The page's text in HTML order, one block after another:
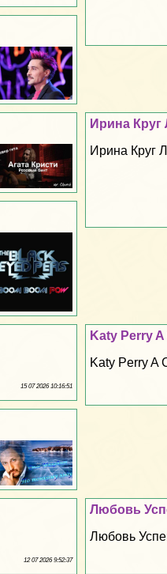
Ирина
Ирина Круг
Katy Perry
Katy Perry A
15 07 2026 10:16:51
Любовь
Любовь
12 07 2026 9:52:37